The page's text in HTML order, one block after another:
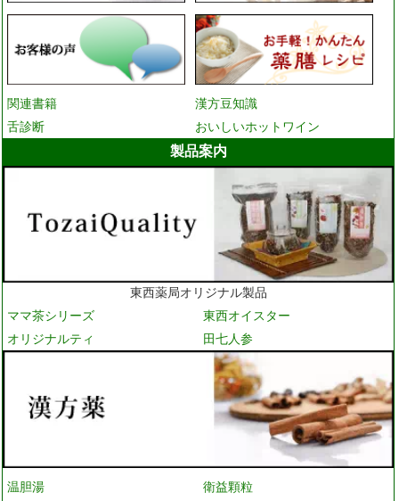
関連書籍
漢方豆知識
舌診断
おいしいホットワイン
製品案内
東西薬局オリジナル製品
ママ茶シリーズ
東西オイスター
オリジナルティ
田七人参
温胆湯
衛益顆粒